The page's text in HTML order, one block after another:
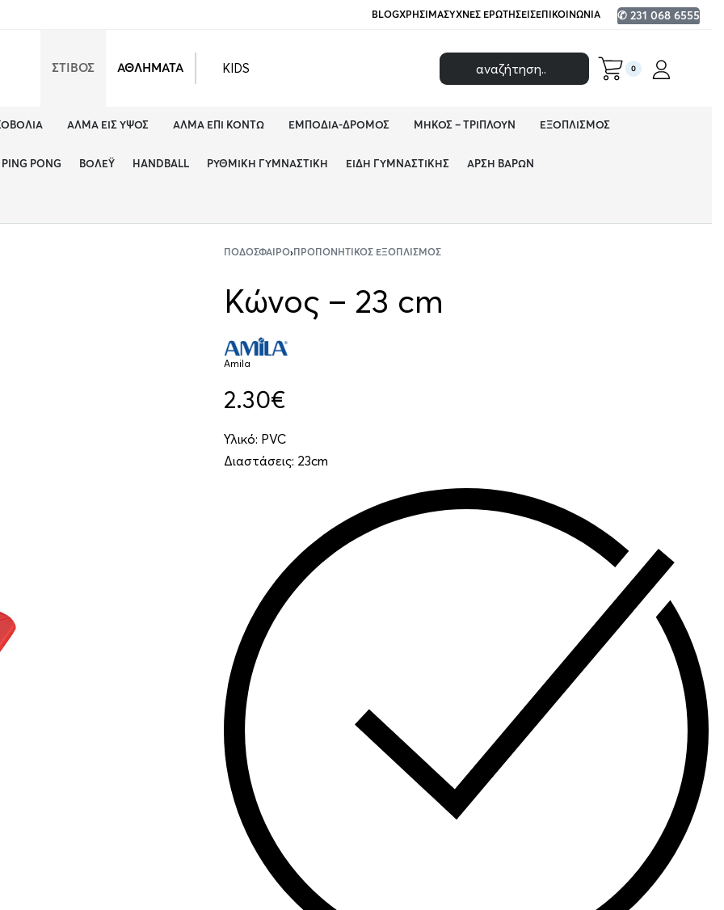
BLOGΧΡΉΣΙΜΑΣΥΧΝΈΣ ΕΡΩΤΉΣΕΙΣΕΠΙΚΟΙΝΩΝΊΑ ✆ 231 068 6555
ΣΤΙΒΟΣ ΑΘΛΗΜΑΤΑ KIDS 0
ΆΛΜΑ ΕΙΣ ΎΨΟΣ ΆΛΜΑ ΕΠΊ ΚΟΝΤΏ ΕΜΠΌΔΙΑ-ΔΡΌΜΟΣ ΜΉΚΟΣ – ΤΡΙΠΛΟΎΝ ΕΞΟΠΛΙΣΜΌΣ
PING PONG ΒΌΛΕΫ HANDBALL ΡΥΘΜΙΚΉ ΓΥΜΝΑΣΤΙΚΉ ΕΊΔΗ ΓΥΜΝΑΣΤΙΚΉΣ ΆΡΣΗ ΒΑΡΏΝ
ΠΟΔΌΣΦΑΙΡΟ› ΠΡΟΠΟΝΗΤΙΚΌΣ ΕΞΟΠΛΙΣΜΌΣ
Κώνος – 23 cm
Amila
2.30€
Υλικό: PVC
Διαστάσεις: 23cm